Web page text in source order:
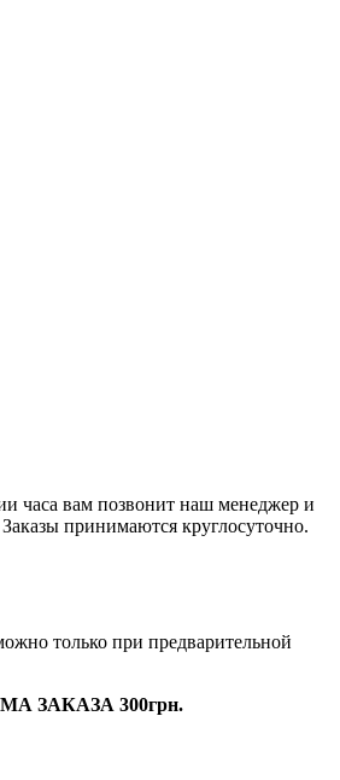
часа вам позвонит наш менеджер и
принимаются круглосуточно.
только при предварительной
ЗАКАЗА 300грн.